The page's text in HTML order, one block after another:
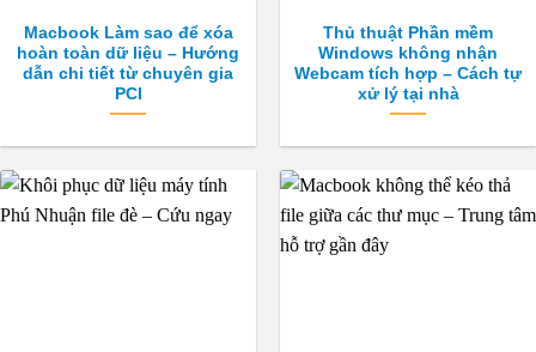
Macbook Làm sao để xóa
hoàn toàn dữ liệu – Hướng
dẫn chi tiết từ chuyên gia
PCI
Thủ thuật Phần mềm
Windows không nhận
Webcam tích hợp – Cách tự
xử lý tại nhà